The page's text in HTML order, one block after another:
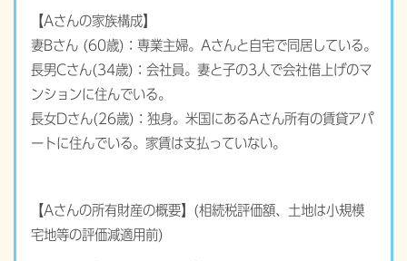
【Aさんの家族構成】
妻Bさん (60歳)：専業主婦。Aさんと自宅で同居している。
長男Cさん(34歳)：会社員。妻と子の3人で会社借上げのマ
ンションに住んでいる。
長女Dさん(26歳)：独身。米国にあるAさん所有の賃貸アパ
ートに住んでいる。家賃は支払っていない。
【Aさんの所有財産の概要】(相続税評価額、土地は小規模
宅地等の評価減適用前)